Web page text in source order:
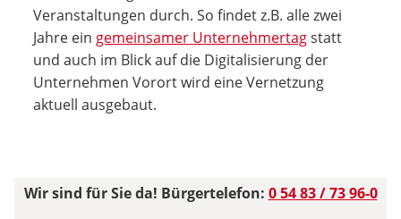
Veranstaltungen durch. So findet z.B. alle zwei
Jahre ein gemeinsamer Unternehmertagstatt
und auch im Blick auf die Digitalisierung der
Unternehmen Vorort wird eine Vernetzung
aktuell ausgebaut.
Wir sind für Sie da! Bürgertelefon: 0 54 83 / 73 96-0